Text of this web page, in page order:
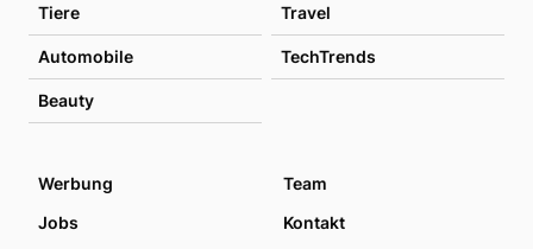
Tiere Travel
Automobile TechTrends
Beauty
Werbung
Team
Jobs
Kontakt